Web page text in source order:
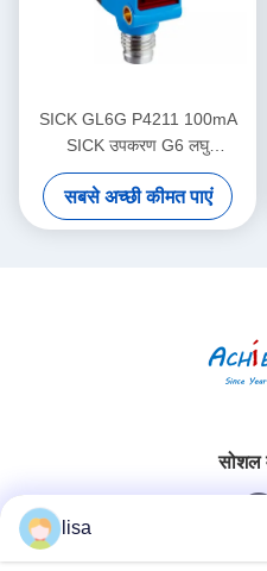
SICK GL6G P4211 100mA
SICK उपकरण G6 लघु
फोटोइलेक्ट्रिक सेंसर दृश्य लाल
प्रकाश
सबसे अच्छी कीमत पाएं
सोशल
lisa